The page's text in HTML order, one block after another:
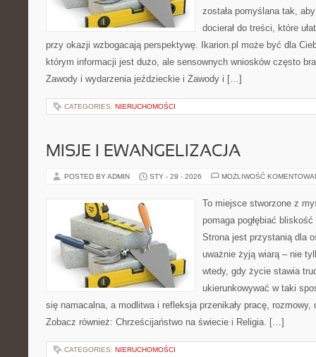
została pomyślana tak,
docierał do treści, które
przy okazji wzbogacają perspektywę. Ikarion.pl może być dla
którym informacji jest dużo, ale sensownych wniosków często
Zawody i wydarzenia jeździeckie i Zawody i […]
CATEGORIES: NIERUCHOMOŚCI
MISJE I EWANGELIZACJA
POSTED BY ADMIN STY - 29 - 2026 MOŻLIWOŚĆ
To miejsce stworzone z
pomaga pogłębiać
Strona jest przystanią dla
uważnie żyją wiarą – nie
wtedy, gdy życie stawia
ukierunkowywać w taki
się namacalna, a modlitwa i refleksja przenikały pracę,
Zobacz również: Chrześcijaństwo na świecie i Religia. […]
CATEGORIES: NIERUCHOMOŚCI